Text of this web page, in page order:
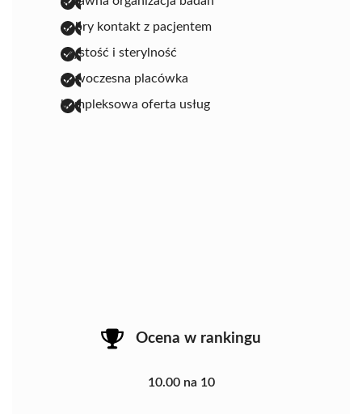
dobry kontakt z pacjentem
czystość i sterylność
nowoczesna placówka
kompleksowa oferta usług
Ocena w rankingu
10.00 na 10